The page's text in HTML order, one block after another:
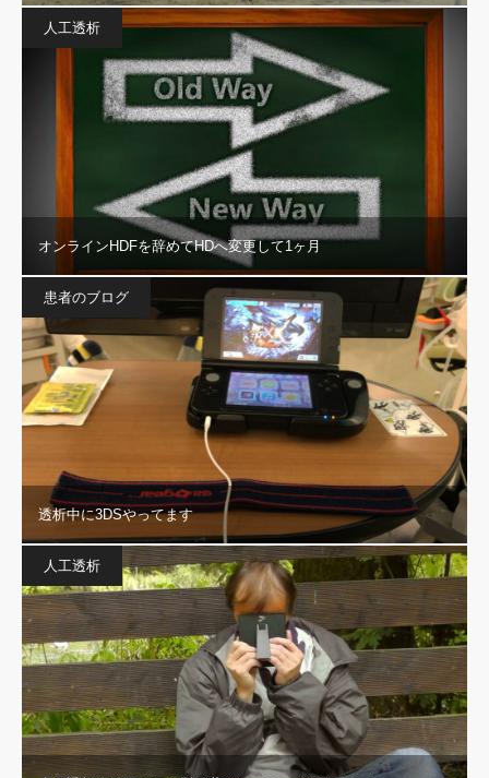
人工透析
オンラインHDFを辞めてHDへ変更して1ヶ月
患者のブログ
透析中に3DSやってます
人工透析